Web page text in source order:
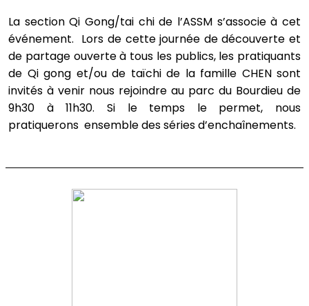
La section Qi Gong/tai chi de l’ASSM s’associe à cet
événement. Lors de cette journée de découverte et
de partage ouverte à tous les publics, les pratiquants
de Qi gong et/ou de taïchi de la famille CHEN sont
invités à venir nous rejoindre au parc du Bourdieu de
9h30 à 11h30. Si le temps le permet, nous
pratiquerons ensemble des séries d’enchaînements.